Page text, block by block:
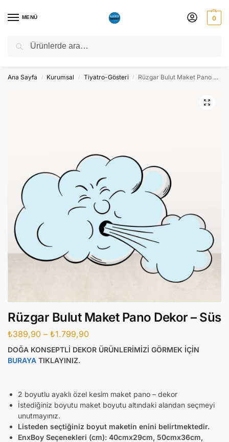
MENÜ 0
NATO ZİRVESİ NEDENİYLE 06-10 TEMMUZ TARİHLERİ ARASINDA
Ana Sayfa / Kurumsal / Tiyatro-Gösteri / Rüzgar Bulut Maket Pano Dekor – Süs
Rüzgar Bulut Maket Pano Dekor – Süs
₺389,90 – ₺1.799,90
DOĞA KONSEPTLİ DEKOR ÜRÜNLERİMİZİ GÖRMEK İÇİN
BURAYA TIKLAYINIZ.
2 boyutlu ayaklı özel kesim maket pano – dekor
İstediğiniz boyutu maket boyutu altındaki alandan seçmeyi
unutmayınız.
Listeden seçtiğiniz boyut maketin enini belirtmektedir.
EnxBoy Seçenekleri (cm): 40cmx29cm, 50cmx36cm,